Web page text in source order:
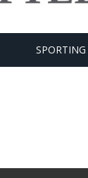
SPORTING